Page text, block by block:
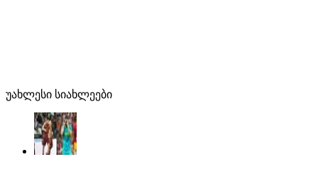
უახლესი სიახლეები